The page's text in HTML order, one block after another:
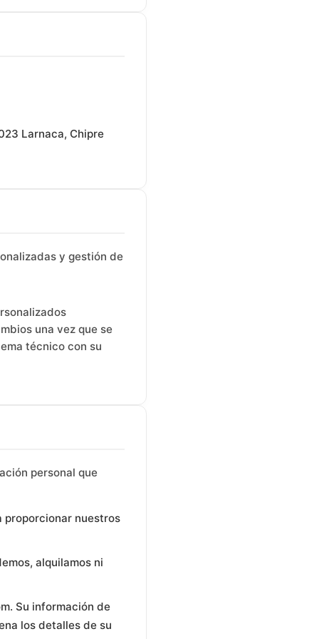
Larnaca, Chipre
y gestión de
una vez que se
técnico con su
personal que
proporcionar nuestros
alquilamos ni
Su información de
los detalles de su